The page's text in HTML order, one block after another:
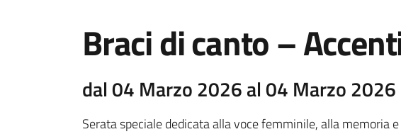
Braci di canto –
dal 04 Marzo 2026 al 04 Marzo 2026
Serata speciale dedicata alla voce femminile, alla memoria